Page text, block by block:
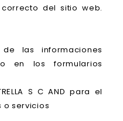
del sitio web.
las informaciones
en los formularios
S C AND para el
o servicios